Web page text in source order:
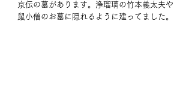
京伝の墓があります。浄瑠璃の竹本義太夫や
鼠小僧のお墓に隠れるように建ってました。